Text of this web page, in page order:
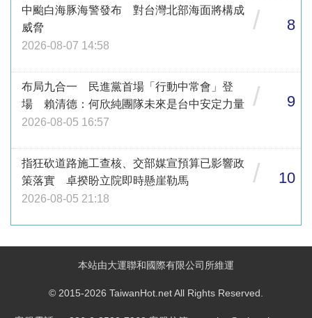
中颱白海豚海警發布 對台灣北部海面將構成
威脅
2026-08-07 14:58
/ 8
布局九合一 民進黨首場「行動中常會」登
場 賴清德：何欣純團隊未來是台中安定力量
2026-08-05 16:57
/ 9
指狂砍道路施工查核、交部媒宣預算已影響政
策落實 卓揆盼立院即時懸崖勒馬
2026-08-05 21:18
/ 10
本站由大運聯和國際有限公司所維運
© 2015-2026 TaiwanHot.net All Rights Reserved.